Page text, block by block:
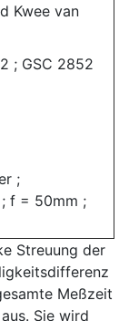
Kwee van
; GSC 2852
;
f = 50mm ;
Streuung der
Meßzeit
Sie wird